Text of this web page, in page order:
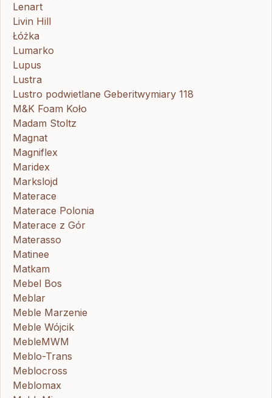
Lenart
Livin Hill
Łóżka
Lumarko
Lupus
Lustra
Lustro podwietlane Geberitwymiary 118
M&K Foam Koło
Madam Stoltz
Magnat
Magniflex
Maridex
Markslojd
Materace
Materace Polonia
Materace z Gór
Materasso
Matinee
Matkam
Mebel Bos
Meblar
Meble Marzenie
Meble Wójcik
MebleMWM
Meblo-Trans
Meblocross
Meblomax